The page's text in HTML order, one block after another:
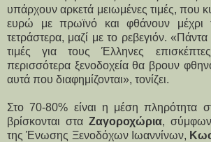
υπάρχουν αρκετά μειωμένες τιμές, που
ευρώ με πρωϊνό και φθάνουν
τετράστερα, μαζί με το ρεβεγιόν.
τιμές για τους Έλληνες
περισσότερα ξενοδοχεία θα βρουν
αυτά που διαφημίζονται», τονίζει.
Στο 70-80% είναι η μέση πληρότητα
βρίσκονται στα Ζαγοροχώρια,
της Ένωσης Ξενοδόχων Ιωαννίνων,